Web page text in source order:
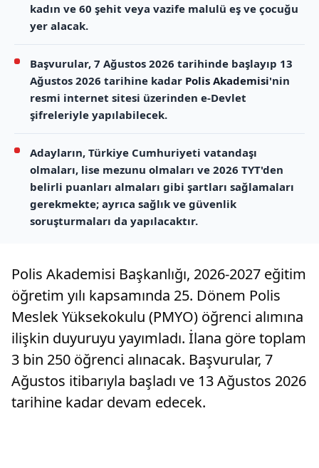
kadın ve 60 şehit veya vazife malulü eş ve çocuğu
yer alacak.
Başvurular, 7 Ağustos 2026 tarihinde başlayıp 13
Ağustos 2026 tarihine kadar Polis Akademisi'nin
resmi internet sitesi üzerinden e-Devlet
şifreleriyle yapılabilecek.
Adayların, Türkiye Cumhuriyeti vatandaşı
olmaları, lise mezunu olmaları ve 2026 TYT'den
belirli puanları almaları gibi şartları sağlamaları
gerekmekte; ayrıca sağlık ve güvenlik
soruşturmaları da yapılacaktır.
Polis Akademisi Başkanlığı, 2026-2027 eğitim
öğretim yılı kapsamında 25. Dönem Polis
Meslek Yüksekokulu (PMYO) öğrenci alımına
ilişkin duyuruyu yayımladı. İlana göre toplam
3 bin 250 öğrenci alınacak. Başvurular, 7
Ağustos itibarıyla başladı ve 13 Ağustos 2026
tarihine kadar devam edecek.